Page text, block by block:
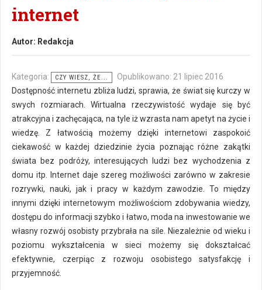
internet
Autor: Redakcja
Kategoria: CZY WIESZ, ŻE...
Opublikowano: 21 lipiec 2016
Dostępność internetu zbliża ludzi, sprawia, że świat się kurczy w
swych rozmiarach. Wirtualna rzeczywistość wydaje się być
atrakcyjna i zachęcająca, na tyle iż wzrasta nam apetyt na życie i
wiedzę. Z łatwością możemy dzięki internetowi zaspokoić
ciekawość w każdej dziedzinie życia poznając różne zakątki
świata bez podróży, interesujących ludzi bez wychodzenia z
domu itp. Internet daje szereg możliwości zarówno w zakresie
rozrywki, nauki, jak i pracy w każdym zawodzie. To między
innymi dzięki internetowym możliwościom zdobywania wiedzy,
dostępu do informacji szybko i łatwo, moda na inwestowanie we
własny rozwój osobisty przybrała na sile. Niezależnie od wieku i
poziomu wykształcenia w sieci możemy się dokształcać
efektywnie, czerpiąc z rozwoju osobistego satysfakcję i
przyjemność.